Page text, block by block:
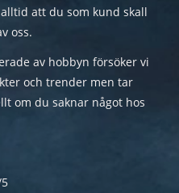
att du som kund skall
oss.
av hobbyn försöker vi
och trender men tar
om du saknar något hos